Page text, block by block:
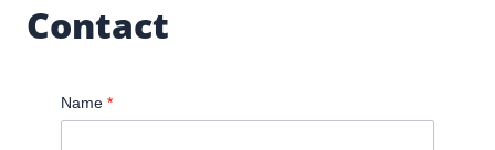
Contact
Name *